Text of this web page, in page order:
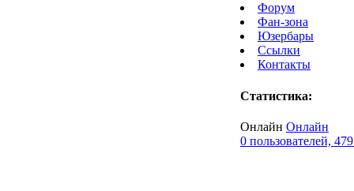
Форум
Фан-зона
Юзербары
Ссылки
Контакты
Статистика:
Онлайн Онлайн
0 пользователей,